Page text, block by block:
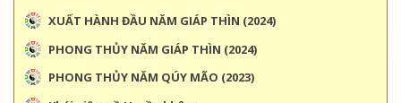
XUẤT HÀNH ĐẦU NĂM GIÁP THÌN (2024)
PHONG THỦY NĂM GIÁP THÌN (2024)
PHONG THỦY NĂM QÚY MÃO (2023)